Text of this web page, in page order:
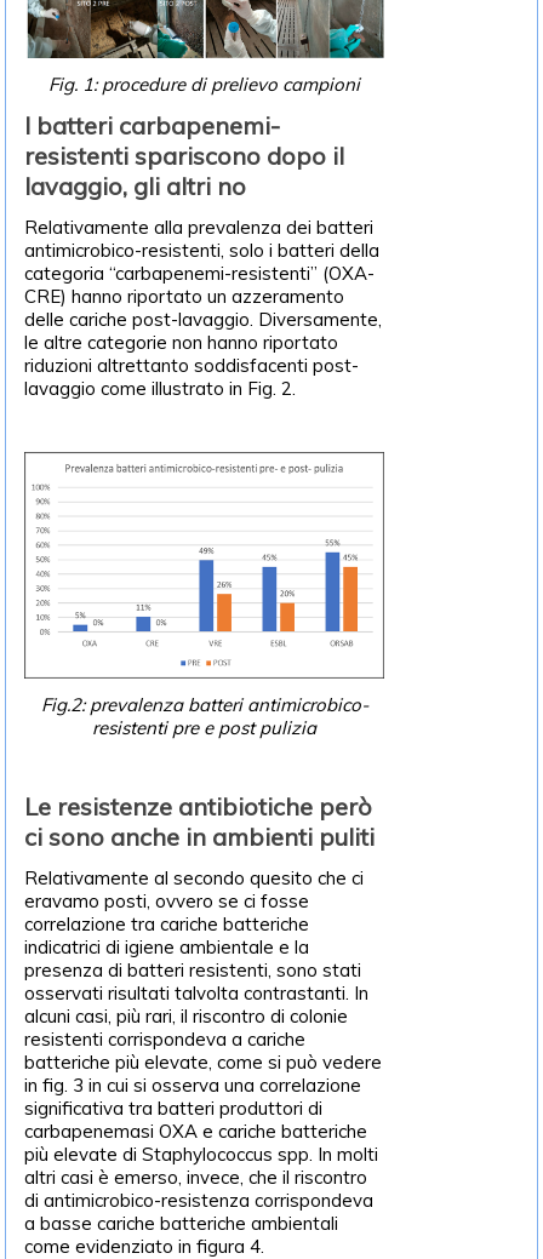
Fig. 1: procedure di prelievo campioni
I batteri carbapenemi-
resistenti spariscono dopo il
lavaggio, gli altri no
Relativamente alla prevalenza dei batteri
antimicrobico-resistenti, solo i batteri della
categoria “carbapenemi-resistenti” (OXA-
CRE) hanno riportato un azzeramento
delle cariche post-lavaggio. Diversamente,
le altre categorie non hanno riportato
riduzioni altrettanto soddisfacenti post-
lavaggio come illustrato in Fig. 2.
Fig.2: prevalenza batteri antimicrobico-
resistenti pre e post pulizia
Le resistenze antibiotiche però
ci sono anche in ambienti puliti
Relativamente al secondo quesito che ci
eravamo posti, ovvero se ci fosse
correlazione tra cariche batteriche
indicatrici di igiene ambientale e la
presenza di batteri resistenti, sono stati
osservati risultati talvolta contrastanti. In
alcuni casi, più rari, il riscontro di colonie
resistenti corrispondeva a cariche
batteriche più elevate, come si può vedere
in fig. 3 in cui si osserva una correlazione
significativa tra batteri produttori di
carbapenemasi OXA e cariche batteriche
più elevate di Staphylococcus spp. In molti
altri casi è emerso, invece, che il riscontro
di antimicrobico-resistenza corrispondeva
a basse cariche batteriche ambientali
come evidenziato in figura 4.